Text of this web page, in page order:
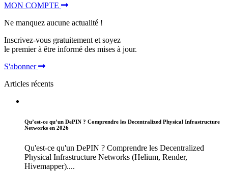
MON COMPTE
Ne manquez aucune actualité !
Inscrivez-vous gratuitement et soyez
le premier à être informé des mises à jour.
S'abonner
Articles récents
Qu’est-ce qu’un DePIN ? Comprendre les Decentralized Physical Infrastructure
Networks en 2026
Qu'est-ce qu'un DePIN ? Comprendre les Decentralized
Physical Infrastructure Networks (Helium, Render,
Hivemapper)....